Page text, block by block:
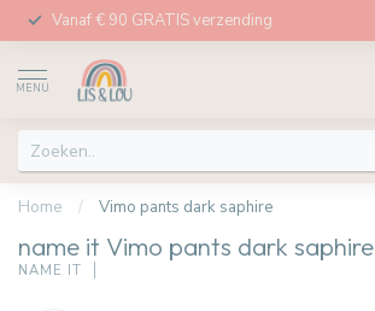
Vanaf € 90 GRATIS verzending
MENU
Home / Vimo pants dark saphire
name it Vimo pants dark saphire
NAME IT